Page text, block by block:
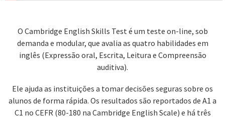
O Cambridge English Skills Test é um teste on-line, sob
demanda e modular, que avalia as quatro habilidades em
inglês (Expressão oral, Escrita, Leitura e Compreensão
auditiva).
Ele ajuda as instituições a tomar decisões seguras sobre os
alunos de forma rápida. Os resultados são reportados de A1 a
C1 no CEFR (80-180 na Cambridge English Scale) e há três